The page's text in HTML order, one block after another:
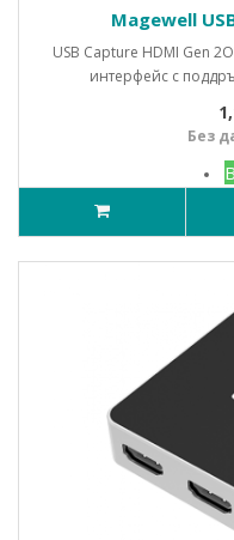
Magewell
USB Capture HDMI Gen
интерфейс с
Без